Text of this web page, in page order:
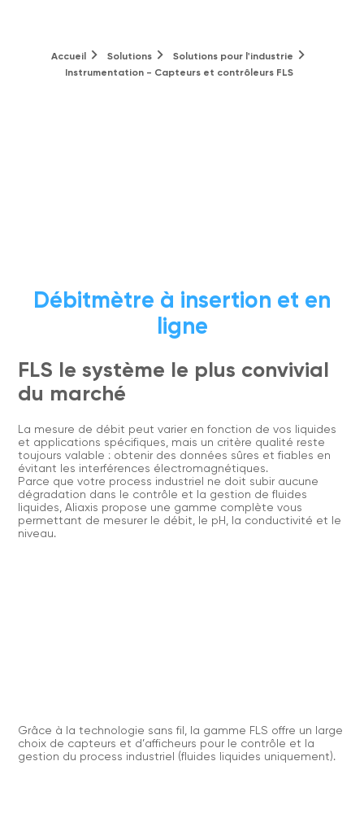
Accueil Solutions
Solutions pour l'industrie
Instrumentation - Capteurs et contrôleurs FLS
Débitmètre à insertion et en
ligne
FLS le système le plus convivial
du marché
La mesure de débit peut varier en fonction de vos liquides
et applications spécifiques, mais un critère qualité reste
toujours valable : obtenir des données sûres et fiables en
évitant les interférences électromagnétiques.
Parce que votre process industriel ne doit subir aucune
dégradation dans le contrôle et la gestion de fluides
liquides, Aliaxis propose une gamme complète vous
permettant de mesurer le débit, le pH, la conductivité et le
niveau.
Grâce à la technologie sans fil, la gamme FLS offre un large
choix de capteurs et d’afficheurs pour le contrôle et la
gestion du process industriel (fluides liquides uniquement).